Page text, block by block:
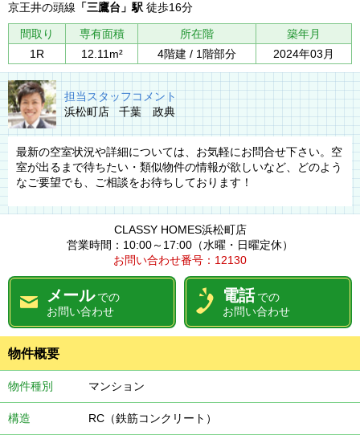
京王井の頭線 「三鷹台」駅 徒歩16分
間取り 専有面積 所在階
築年月
1R
12.11m² 4階建 / 1階部分 2024年03月
担当スタッフコメント
浜松町店 千葉 政典
最新の空室状況や詳細については、お気軽にお問合せ下さい。空
室が出るまで待ちたい・類似物件の情報が欲しいなど、どのよう
なご要望でも、ご相談をお待ちしております！
CLASSY HOMES浜松町店
営業時間：10:00～17:00（水曜・日曜定休）
お問い合わせ番号：12130
メール での
お問い合わせ
電話 での
お問い合わせ
物件概要
物件種別 マンション
構造 RC（鉄筋コンクリート）